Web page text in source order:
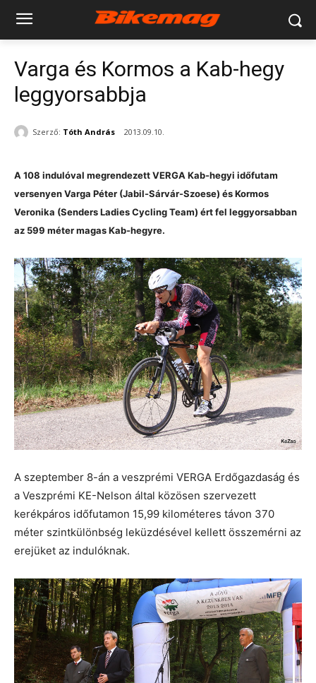
Varga és Kormos a Kab-hegy
leggyorsabbja
Szerző: Tóth András 2013.09.10.
A 108 indulóval megrendezett VERGA Kab-hegyi időfutam
versenyen Varga Péter (Jabil-Sárvár-Szoese) és Kormos
Veronika (Senders Ladies Cycling Team) ért fel leggyorsabban
az 599 méter magas Kab-hegyre.
A szeptember 8-án a veszprémi VERGA Erdőgazdaság és
a Veszprémi KE-Nelson által közösen szervezett
kerékpáros időfutamon 15,99 kilométeres távon 370
méter szintkülönbség leküzdésével kellett összemérni az
erejüket az indulóknak.